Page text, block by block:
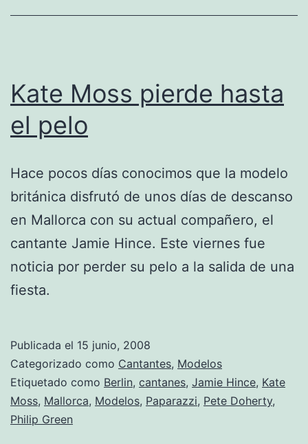
Kate Moss pierde hasta
el pelo
Hace pocos días conocimos que la modelo
británica disfrutó de unos días de descanso
en Mallorca con su actual compañero, el
cantante Jamie Hince. Este viernes fue
noticia por perder su pelo a la salida de una
fiesta.
Publicada el 15 junio, 2008
Categorizado como Cantantes, Modelos
Etiquetado como Berlin, cantanes, Jamie Hince, Kate
Moss, Mallorca, Modelos, Paparazzi, Pete Doherty,
Philip Green